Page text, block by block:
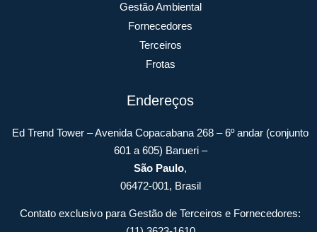
Gestão Ambiental
Fornecedores
Terceiros
Frotas
Endereços
Ed Trend Tower – Avenida Copacabana 268 – 6º andar (conjunto
601 a 605) Barueri –
São Paulo,
06472-001, Brasil
Contato exclusivo para Gestão de Terceiros e Fornecedores: